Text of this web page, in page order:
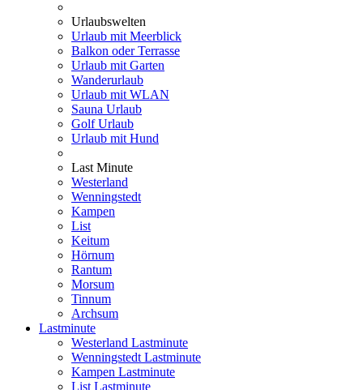
Urlaubswelten
Urlaub mit Meerblick
Balkon oder Terrasse
Urlaub mit Garten
Wanderurlaub
Urlaub mit WLAN
Sauna Urlaub
Golf Urlaub
Urlaub mit Hund
Last Minute
Westerland
Wenningstedt
Kampen
List
Keitum
Hörnum
Rantum
Morsum
Tinnum
Archsum
Lastminute
Westerland Lastminute
Wenningstedt Lastminute
Kampen Lastminute
List Lastminute